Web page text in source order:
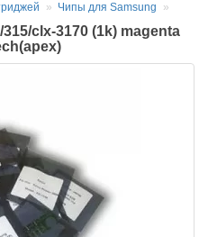
Чипы для Samsung
clx-3170 (1k) magenta